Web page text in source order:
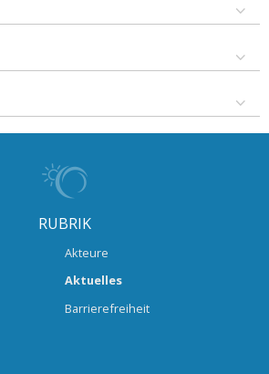
RUBRIK
Akteure
Aktuelles
Barrierefreiheit